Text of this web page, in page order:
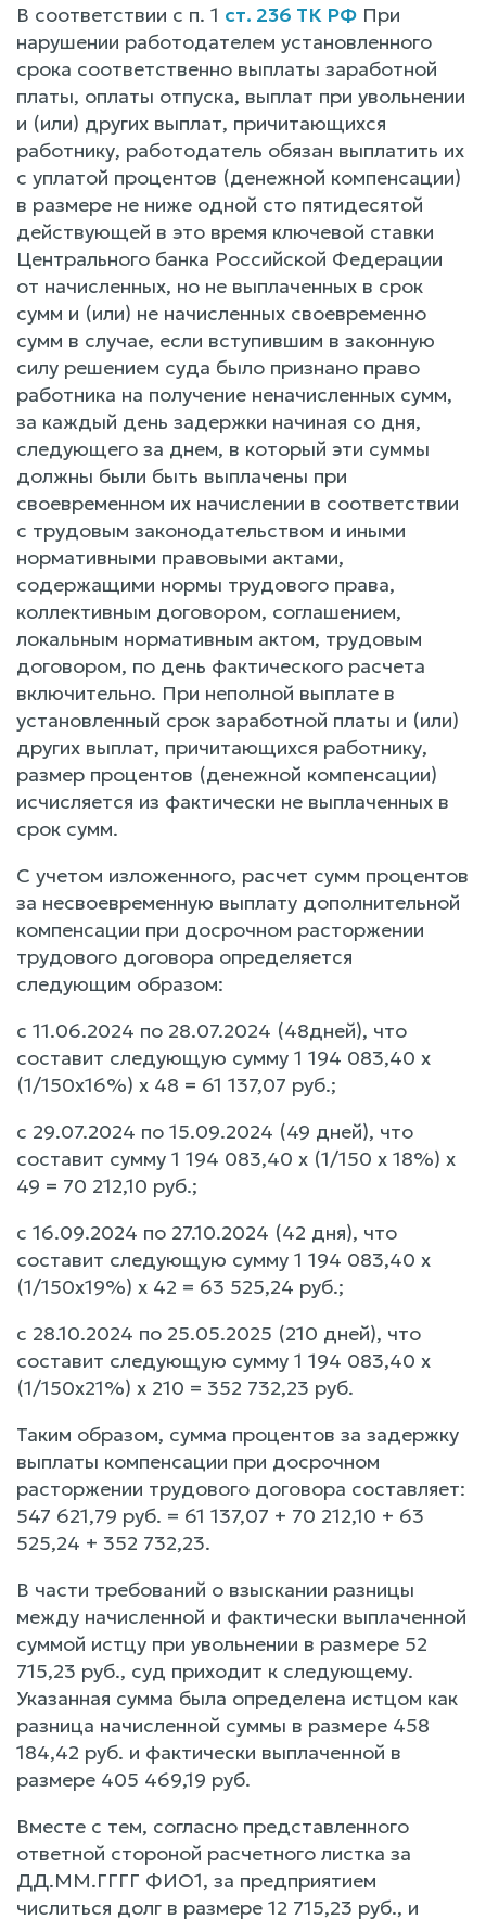
В соответствии с п. 1 ст. 236 ТК РФ При
нарушении работодателем установленного
срока соответственно выплаты заработной
платы, оплаты отпуска, выплат при увольнении
и (или) других выплат, причитающихся
работнику, работодатель обязан выплатить их
с уплатой процентов (денежной компенсации)
в размере не ниже одной сто пятидесятой
действующей в это время ключевой ставки
Центрального банка Российской Федерации
от начисленных, но не выплаченных в срок
сумм и (или) не начисленных своевременно
сумм в случае, если вступившим в законную
силу решением суда было признано право
работника на получение неначисленных сумм,
за каждый день задержки начиная со дня,
следующего за днем, в который эти суммы
должны были быть выплачены при
своевременном их начислении в соответствии
с трудовым законодательством и иными
нормативными правовыми актами,
содержащими нормы трудового права,
коллективным договором, соглашением,
локальным нормативным актом, трудовым
договором, по день фактического расчета
включительно. При неполной выплате в
установленный срок заработной платы и (или)
других выплат, причитающихся работнику,
размер процентов (денежной компенсации)
исчисляется из фактически не выплаченных в
срок сумм.
С учетом изложенного, расчет сумм процентов
за несвоевременную выплату дополнительной
компенсации при досрочном расторжении
трудового договора определяется
следующим образом:
с 11.06.2024 по 28.07.2024 (48дней), что
составит следующую сумму 1 194 083,40 х
(1/150х16%) х 48 = 61 137,07 руб.;
с 29.07.2024 по 15.09.2024 (49 дней), что
составит сумму 1 194 083,40 х (1/150 х 18%) х
49 = 70 212,10 руб.;
с 16.09.2024 по 27.10.2024 (42 дня), что
составит следующую сумму 1 194 083,40 х
(1/150х19%) х 42 = 63 525,24 руб.;
с 28.10.2024 по 25.05.2025 (210 дней), что
составит следующую сумму 1 194 083,40 х
(1/150х21%) х 210 = 352 732,23 руб.
Таким образом, сумма процентов за задержку
выплаты компенсации при досрочном
расторжении трудового договора составляет:
547 621,79 руб. = 61 137,07 + 70 212,10 + 63
525,24 + 352 732,23.
В части требований о взыскании разницы
между начисленной и фактически выплаченной
суммой истцу при увольнении в размере 52
715,23 руб., суд приходит к следующему.
Указанная сумма была определена истцом как
разница начисленной суммы в размере 458
184,42 руб. и фактически выплаченной в
размере 405 469,19 руб.
Вместе с тем, согласно представленного
ответной стороной расчетного листка за
ДД.ММ.ГГГГ ФИО1, за предприятием
числиться долг в размере 12 715,23 руб., и